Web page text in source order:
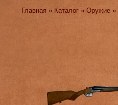
Главная » Каталог »Оружие »